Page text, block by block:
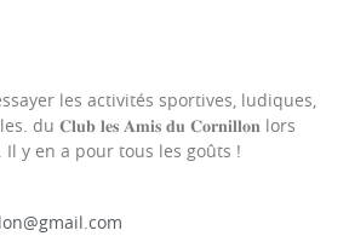
les activités sportives, ludiques,
du 𝐂𝐥𝐮𝐛 𝐥𝐞𝐬 𝐀𝐦𝐢𝐬 𝐝𝐮 𝐂𝐨𝐫𝐧𝐢𝐥𝐥𝐨𝐧 lors
y en a pour tous les goûts !